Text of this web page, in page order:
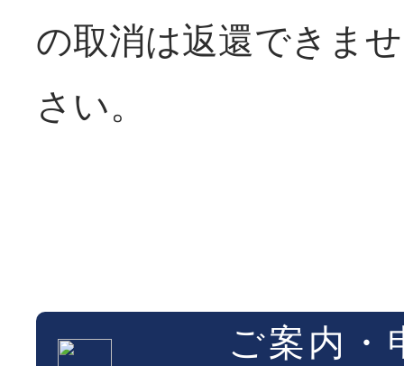
の取消は返還でき
さい。
ご案内・